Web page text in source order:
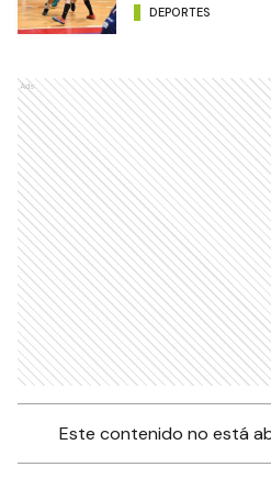
DEPORTES
Ads
Este contenido no está